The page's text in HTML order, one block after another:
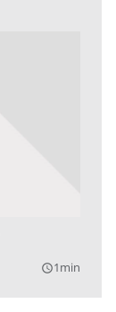
query_builder1min